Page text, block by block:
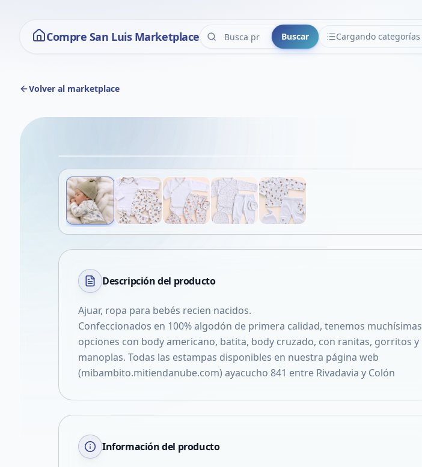
Compre San Luis Marketplace Buscar Cargando categorías
CATEGORÍAS
Volver al marketplace
Descripción del producto
Ajuar, ropa para bebés recien nacidos.
Confeccionados en 100% algodón de primera calidad, tenemos muchísimas
opciones con body americano, batita, body cruzado, con ranitas, gorritos y
manoplas. Todas las estampas disponibles en nuestra página web
(mibambito.mitiendanube.com) ayacucho 841 entre Rivadavia y Colón
Información del producto